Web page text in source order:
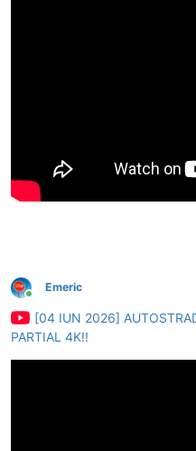
Conectat
Emeric
[04 IUN 2026]
PARTIAL 4K!!